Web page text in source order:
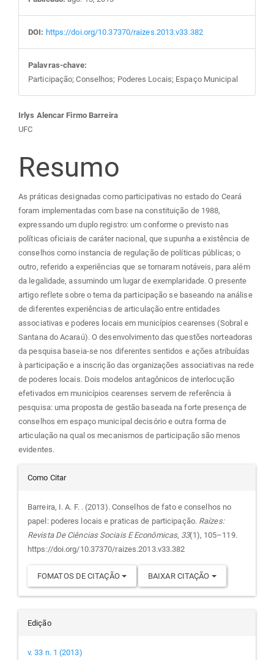
DOI: https://doi.org/10.37370/raizes.2013.v33.382
Palavras-chave:
Participação; Conselhos; Poderes Locais; Espaço Municipal
Conteúdo
do
artigo
principal
Irlys Alencar Firmo Barreira
UFC
Resumo
As práticas designadas como participativas no estado do Ceará
foram implementadas com base na constituição de 1988,
expressando um duplo registro: um conforme o previsto nas
políticas oficiais de caráter nacional, que supunha a existência de
conselhos como instancia de regulação de políticas públicas; o
outro, referido a experiências que se tornaram notáveis, para além
da legalidade, assumindo um lugar de exemplaridade. O presente
artigo reflete sobre o tema da participação se baseando na análise
de diferentes experiências de articulação entre entidades
associativas e poderes locais em municípios cearenses (Sobral e
Santana do Acaraú). O desenvolvimento das questões norteadoras
da pesquisa baseia-se nos diferentes sentidos e ações atribuídas
à participação e a inscrição das organizações associativas na rede
de poderes locais. Dois modelos antagônicos de interlocução
efetivados em municípios cearenses servem de referência à
pesquisa: uma proposta de gestão baseada na forte presença de
conselhos em espaço municipal decisório e outra forma de
articulação na qual os mecanismos de participação são menos
evidentes.
Detalhes
do
artigo
Como Citar
Barreira, I. A. F. . (2013). Conselhos de fato e conselhos no
papel: poderes locais e praticas de participação. Raízes:
Revista De Ciências Sociais E Econômicas, 33(1), 105–119.
https://doi.org/10.37370/raizes.2013.v33.382
FOMATOS DE CITAÇÃO BAIXAR CITAÇÃO
Edição
v. 33 n. 1 (2013)